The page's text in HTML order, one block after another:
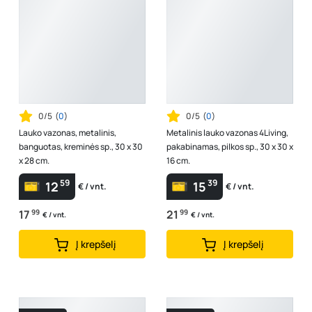
0/5 (0)
Lauko vazonas, metalinis,
banguotas, kreminės sp., 30 x 30
x 28 cm.
1259 € / vnt.
17 99 € / vnt.
Į krepšelį
0/5 (0)
Metalinis lauko vazonas 4Living,
pakabinamas, pilkos sp., 30 x 30 x
16 cm.
1539 € / vnt.
21 99 € / vnt.
Į krepšelį